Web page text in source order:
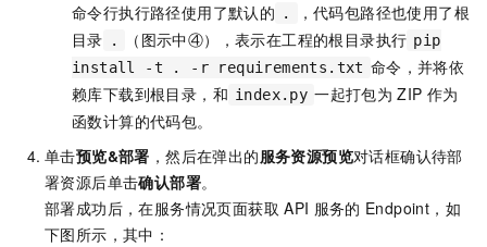
命令行执行路径使用了默认的
.
，代码包路径也使用了根
目录
. （图示中④），表示在工程的根目录执行 pip
install -t . -r requirements.txt 命令，并将依
赖库下载到根目录，和 index.py 一起打包为 ZIP 作为
函数计算的代码包。
单击预览&部署 ，然后在弹出的服务资源预览对话框确认待部
署资源后单击确认部署。
部署成功后，在服务情况页面获取 API 服务的 Endpoint，如
下图所示，其中：